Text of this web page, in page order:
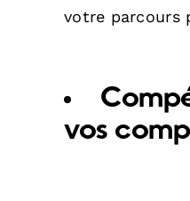
votre parcours
vos